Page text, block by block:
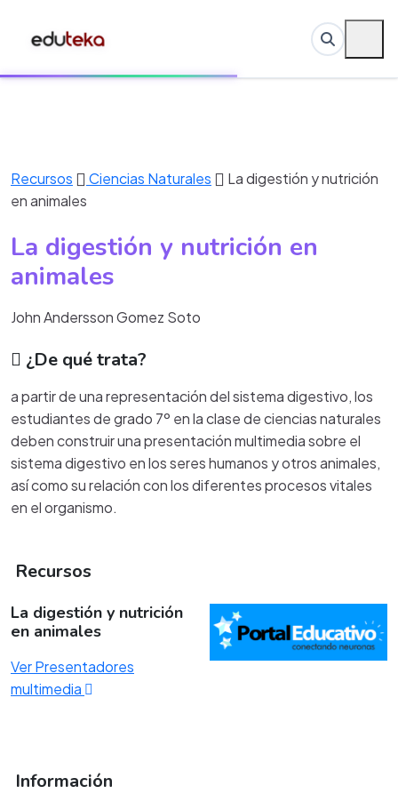
Recursos Ciencias Naturales
La digestión y nutrición
en animales
La digestión y nutrición en
animales
John Andersson Gomez Soto
¿De qué trata?
a partir de una representación del sistema digestivo, los
estudiantes de grado 7º en la clase de ciencias naturales
deben construir una presentación multimedia sobre el
sistema digestivo en los seres humanos y otros animales,
así como su relación con los diferentes procesos vitales
en el organismo.
Recursos
La digestión y nutrición
en animales
Ver Presentadores
multimedia
Información